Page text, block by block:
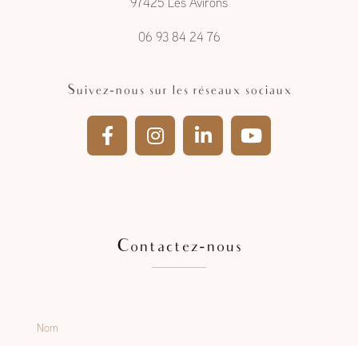
97425 Les Avirons
06 93 84 24 76
Suivez-nous sur les réseaux sociaux
Contactez-nous
Nom